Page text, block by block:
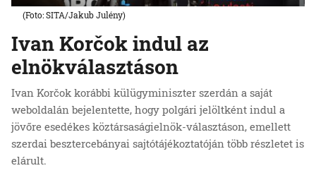
Ivan Korčok indul az
elnökválasztáson
Ivan Korčok korábbi külügyminiszter szerdán a saját
weboldalán bejelentette, hogy polgári jelöltként indul a
jövőre esedékes köztársaságielnök-választáson, emellett
szerdai besztercebányai sajtótájékoztatóján több részletet is
elárult.
(Foto: SITA/Jakub Julény)